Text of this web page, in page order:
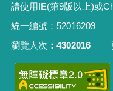
請使用IE(第9版以上)或
統一編號：52016209
瀏覽人次
4302016